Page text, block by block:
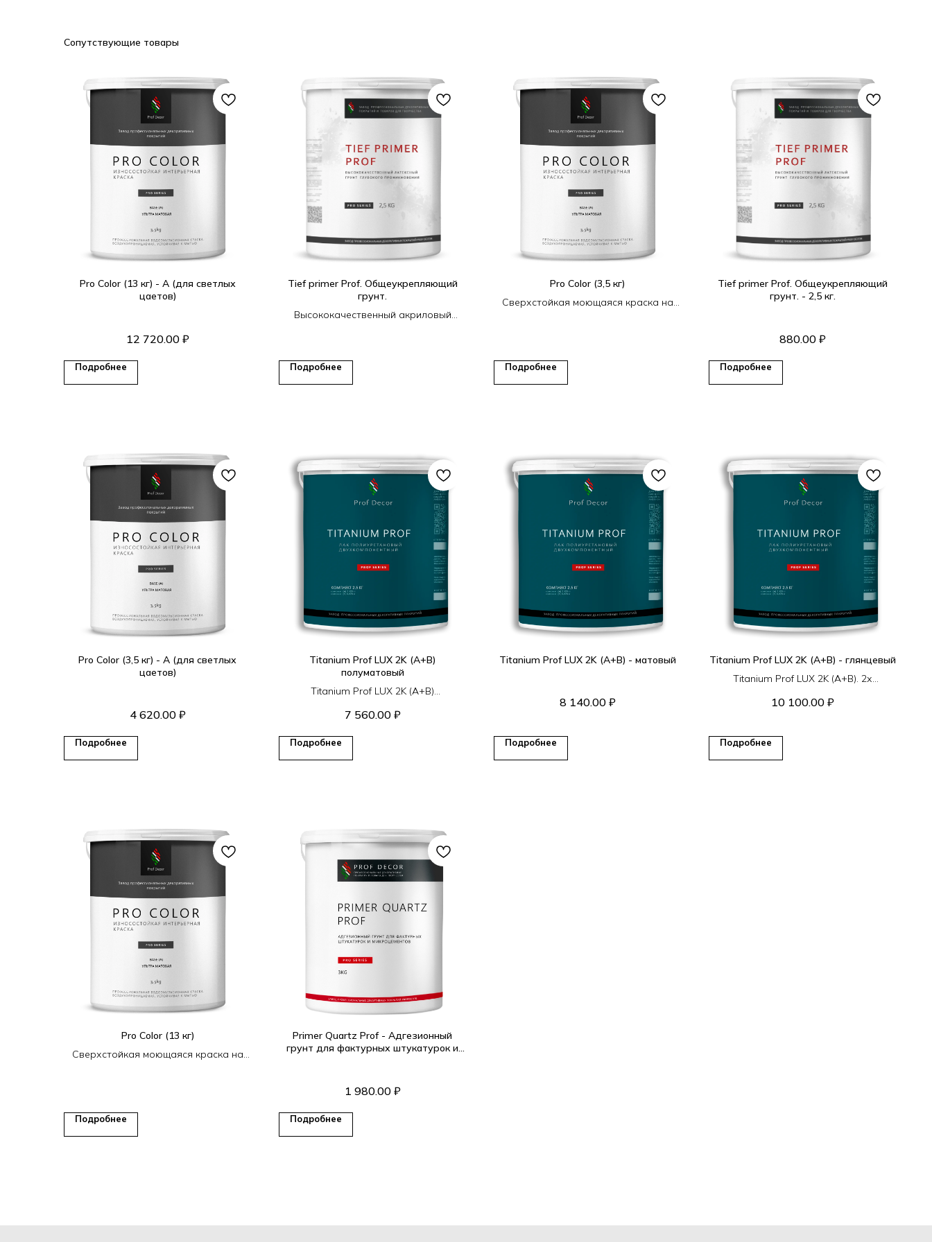
Сопутствующие товары
Pro Color (13 кг) - А (для светлых
цаетов)
12 720.00 ₽
Подробнее
Tief primer Prof. Общеукрепляющий
грунт.
Высококачественный акриловый
Подробнее
Pro Color (3,5 кг)
Сверхстойкая моющаяся краска на
Подробнее
Tief primer Prof. Общеукрепляющий
грунт. - 2,5 кг.
880.00 ₽
Подробнее
Pro Color (3,5 кг) - А (для светлых
цаетов)
4 620.00 ₽
Подробнее
Titanium Prof LUX 2K (A+B)
полуматовый
Titanium Prof LUX 2K (A+B)
полиуретановый лак
7 560.00 ₽
Подробнее
Titanium Prof LUX 2K (A+B) - матовый
8 140.00 ₽
Подробнее
Titanium Prof LUX 2K (A+B) - глянцевый
Titanium Prof LUX 2K (A+B). 2х
10 100.00 ₽
Подробнее
Pro Color (13 кг)
Сверхстойкая моющаяся краска на
Подробнее
Primer Quartz Prof - Адгезионный
грунт для фактурных штукатурок и
1 980.00 ₽
Подробнее